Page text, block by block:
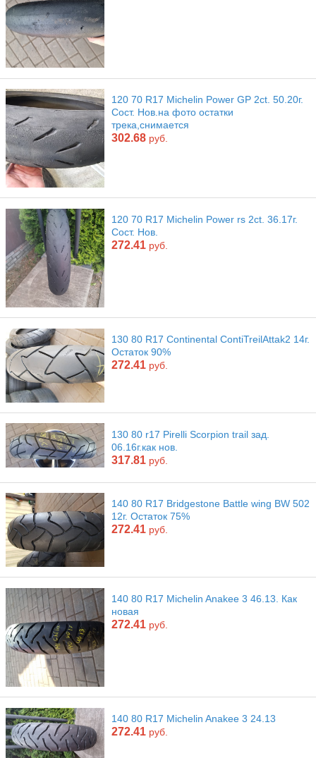
120 70 R17 Michelin Power GP 2ct. 50.20г.
Сост. Нов.на фото остатки
трека,снимается
302.68 руб.
120 70 R17 Michelin Power rs 2ct. 36.17г.
Сост. Нов.
272.41 руб.
130 80 R17 Continental ContiTreilAttak2 14г.
Остаток 90%
272.41 руб.
130 80 r17 Pirelli Scorpion trail зад.
06.16г.как нов.
317.81 руб.
140 80 R17 Bridgestone Battle wing BW 502
12г. Остаток 75%
272.41 руб.
140 80 R17 Michelin Anakee 3 46.13. Как
новая
272.41 руб.
140 80 R17 Michelin Anakee 3 24.13
272.41 руб.